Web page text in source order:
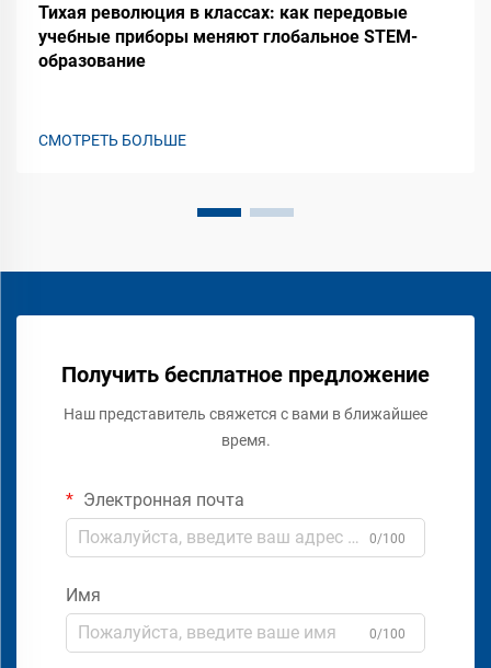
Тихая революция в классах: как передовые
учебные приборы меняют глобальное STEM-
образование
СМОТРЕТЬ БОЛЬШЕ
Получить бесплатное предложение
Наш представитель свяжется с вами в ближайшее
время.
Электронная почта
0/100
Имя
0/100